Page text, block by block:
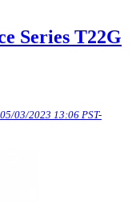
Series T22G
03/2023 13:06 PST-